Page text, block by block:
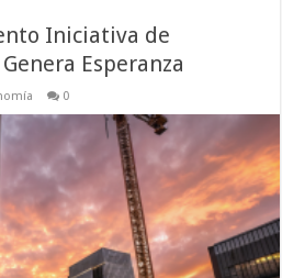
Iniciativa de
Esperanza
0